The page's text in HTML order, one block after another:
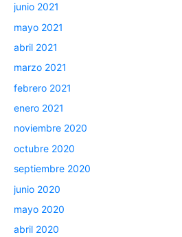
junio 2021
mayo 2021
abril 2021
marzo 2021
febrero 2021
enero 2021
noviembre 2020
octubre 2020
septiembre 2020
junio 2020
mayo 2020
abril 2020